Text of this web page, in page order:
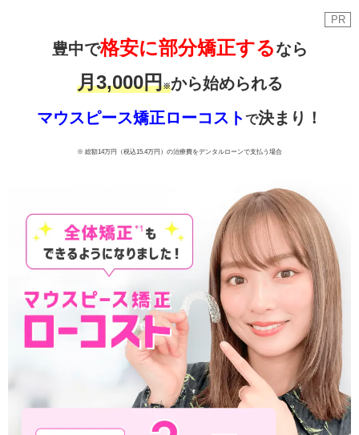
PR
豊中で格安に部分矯正するなら
月3,000円※から始められる
マウスピース矯正ローコストで決まり！
※ 総額14万円（税込15.4万円） の治療費をデンタルローンで支払う場合